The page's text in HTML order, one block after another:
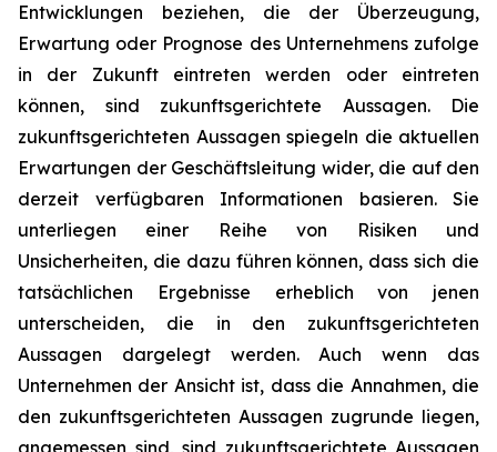
Entwicklungen beziehen, die der Überzeugung,
Erwartung oder Prognose des Unternehmens zufolge
in der Zukunft eintreten werden oder eintreten
können, sind zukunftsgerichtete Aussagen. Die
zukunftsgerichteten Aussagen spiegeln die aktuellen
Erwartungen der Geschäftsleitung wider, die auf den
derzeit verfügbaren Informationen basieren. Sie
unterliegen einer Reihe von Risiken und
Unsicherheiten, die dazu führen können, dass sich die
tatsächlichen Ergebnisse erheblich von jenen
unterscheiden, die in den zukunftsgerichteten
Aussagen dargelegt werden. Auch wenn das
Unternehmen der Ansicht ist, dass die Annahmen, die
den zukunftsgerichteten Aussagen zugrunde liegen,
angemessen sind, sind zukunftsgerichtete Aussagen